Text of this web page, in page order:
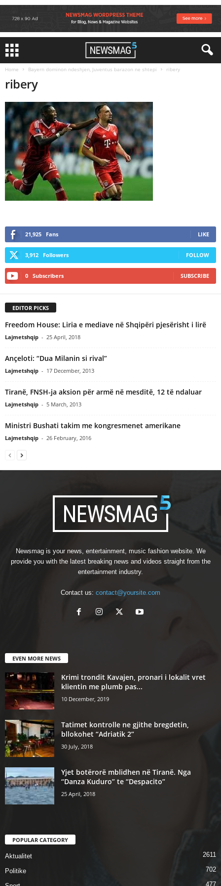
Home Bayern dominon ndeshjen, Juventus barazon ne shtepi ribery
ribery
21,925 Fans LIKE
3,912 Followers FOLLOW
0 Subscribers SUBSCRIBE
EDITOR PICKS
Freedom House: Liria e mediave në Shqipëri pjesërisht i lirë
Lajmetshqip - 25 April, 2018
Ançeloti: “Dua Milanin si rival”
Lajmetshqip - 17 December, 2013
Tiranë, FNSH-ja aksion për armë në mesditë, 12 të ndaluar
Lajmetshqip - 5 March, 2013
Ministri Bushati takim me kongresmenet amerikane
Lajmetshqip - 26 February, 2016
Newsmag is your news, entertainment, music fashion website. We
provide you with the latest breaking news and videos straight from the
entertainment industry.
Contact us: contact@yoursite.com
EVEN MORE NEWS
Krimi trondit Kavajen, pronari i lokalit vret
klientin me plumb pas...
10 December, 2019
Tatimet kontrolle ne gjithe bregdetin,
bllokohet “Adriatik 2”
30 July, 2018
Yjet botërorë mblidhen në Tiranë. Nga
“Danza Kuduro” te “Despacito”
25 April, 2018
POPULAR CATEGORY
Aktualitet 2611
Politike 702
477